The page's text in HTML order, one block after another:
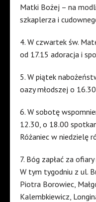
Matki Bożej – na
szkaplerza i
4. W czwartek św.
od 17.15 adoracja i
5. W piątek
oazy młodszej o
6. W sobotę
12.30, o 18.00
Różaniec w niedzielę
7. Bóg zapłać za
W tym tygodniu z ul.
Piotra Borowiec,
Kalembkiewicz,